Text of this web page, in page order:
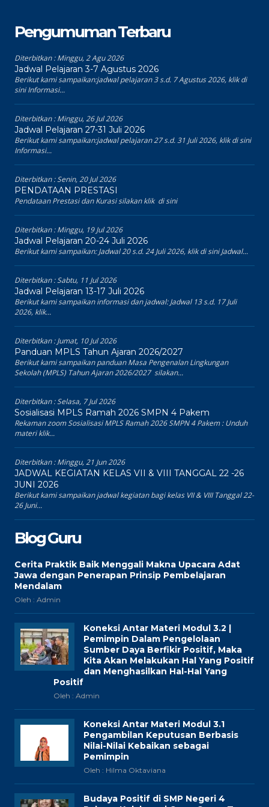
Pengumuman Terbaru
Diterbitkan :Minggu, 2 Agu 2026
Jadwal Pelajaran 3-7 Agustus 2026
Berikut kami sampaikan:jadwal pelajaran 3 s.d. 7 Agustus 2026, klik di
sini Informasi...
Diterbitkan :Minggu, 26 Jul 2026
Jadwal Pelajaran 27-31 Juli 2026
Berikut kami sampaikan:jadwal pelajaran 27 s.d. 31 Juli 2026, klik di sini
Informasi...
Diterbitkan :Senin, 20 Jul 2026
PENDATAAN PRESTASI
Pendataan Prestasi dan Kurasi silakan klik di sini
Diterbitkan :Minggu, 19 Jul 2026
Jadwal Pelajaran 20-24 Juli 2026
Berikut kami sampaikan: Jadwal 20 s.d. 24 Juli 2026, klik di sini Jadwal...
Diterbitkan :Sabtu, 11 Jul 2026
Jadwal Pelajaran 13-17 Juli 2026
Berikut kami sampaikan informasi dan jadwal: Jadwal 13 s.d. 17 Juli
2026, klik...
Diterbitkan :Jumat, 10 Jul 2026
Panduan MPLS Tahun Ajaran 2026/2027
Berikut kami sampaikan panduan Masa Pengenalan Lingkungan
Sekolah (MPLS) Tahun Ajaran 2026/2027 silakan...
Diterbitkan :Selasa, 7 Jul 2026
Sosialisasi MPLS Ramah 2026 SMPN 4 Pakem
Rekaman zoom Sosialisasi MPLS Ramah 2026 SMPN 4 Pakem : Unduh
materi klik...
Diterbitkan :Minggu, 21 Jun 2026
JADWAL KEGIATAN KELAS VII & VIII TANGGAL 22 -26
JUNI 2026
Berikut kami sampaikan jadwal kegiatan bagi kelas VII & VIII Tanggal 22-
26 Juni...
Blog Guru
Cerita Praktik Baik Menggali Makna Upacara Adat
Jawa dengan Penerapan Prinsip Pembelajaran
Mendalam
Oleh : Admin
Koneksi Antar Materi Modul 3.2 |
Pemimpin Dalam Pengelolaan
Sumber Daya Berfikir Positif, Maka
Kita Akan Melakukan Hal Yang Positif
dan Menghasilkan Hal-Hal Yang
Positif
Oleh : Admin
Koneksi Antar Materi Modul 3.1
Pengambilan Keputusan Berbasis
Nilai-Nilai Kebaikan sebagai
Pemimpin
Oleh : Hilma Oktaviana
Budaya Positif di SMP Negeri 4